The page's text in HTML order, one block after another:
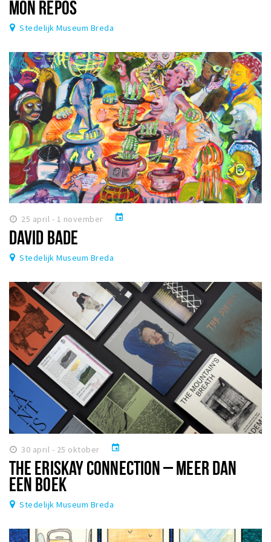
MON REPOS
Stedelijk Museum Breda
25 april - 1 november event
DAVID BADE
Stedelijk Museum Breda
30 april - 25 oktober event
THE ERISKAY CONNECTION – MEER DAN
EEN BOEK
Stedelijk Museum Breda